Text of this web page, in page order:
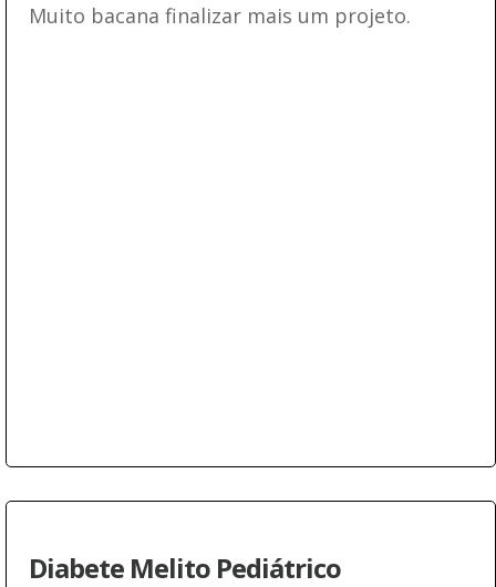
Muito bacana finalizar mais um projeto.
Diabete Melito Pediátrico